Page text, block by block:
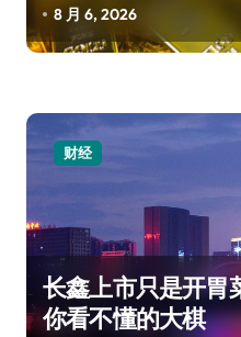
8 月 6, 2026
财经
长鑫上市只是开胃
你看不懂的大棋